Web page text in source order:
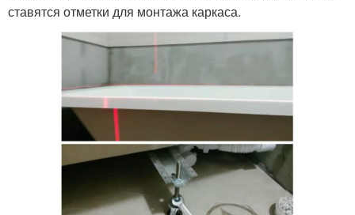
ставятся отметки для монтажа каркаса.